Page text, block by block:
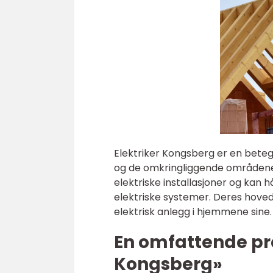
Elektriker Kongsberg er en
og de omkringliggende
elektriske installasjoner og kan
elektriske systemer. Deres
elektrisk anlegg i hjemmene sine.
En omfattende
Kongsberg»